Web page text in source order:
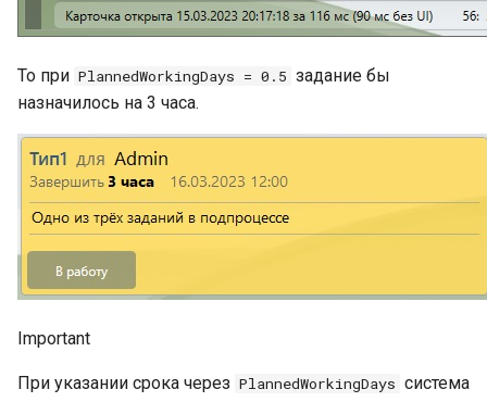
То при PlannedWorkingDays = 0.5 задание бы
назначилось на 3 часа.
Important
При указании срока через PlannedWorkingDays система